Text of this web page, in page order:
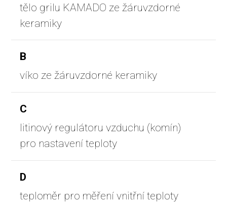
tělo grilu KAMADO ze žáruvzdorné
keramiky
B
víko ze žáruvzdorné keramiky
C
litinový regulátoru vzduchu (komín)
pro nastavení teploty
D
teploměr pro měření vnitřní teploty